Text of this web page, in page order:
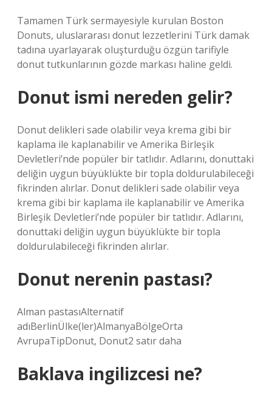
Tamamen Türk sermayesiyle kurulan Boston
Donuts, uluslararası donut lezzetlerini Türk damak
tadına uyarlayarak oluşturduğu özgün tarifiyle
donut tutkunlarının gözde markası haline geldi.
Donut ismi nereden gelir?
Donut delikleri sade olabilir veya krema gibi bir
kaplama ile kaplanabilir ve Amerika Birleşik
Devletleri’nde popüler bir tatlıdır. Adlarını, donuttaki
deliğin uygun büyüklükte bir topla doldurulabileceği
fikrinden alırlar. Donut delikleri sade olabilir veya
krema gibi bir kaplama ile kaplanabilir ve Amerika
Birleşik Devletleri’nde popüler bir tatlıdır. Adlarını,
donuttaki deliğin uygun büyüklükte bir topla
doldurulabileceği fikrinden alırlar.
Donut nerenin pastası?
Alman pastasıAlternatif
adıBerlinÜlke(ler)AlmanyaBölgeOrta
AvrupaTipDonut, Donut2 satır daha
Baklava ingilizcesi ne?